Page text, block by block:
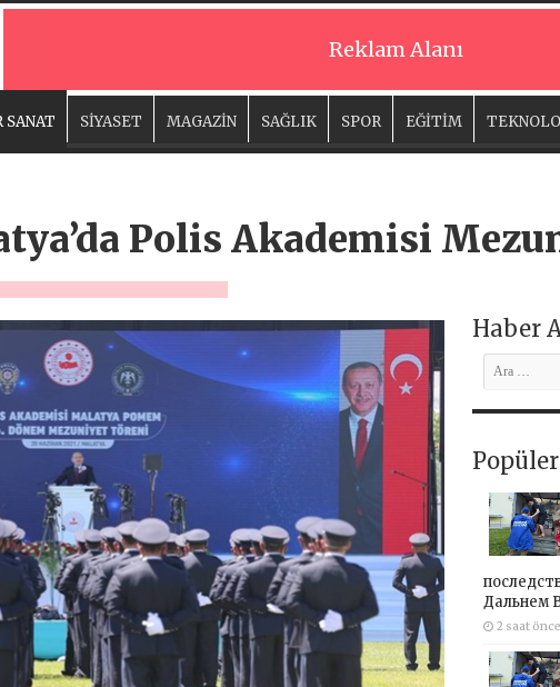
Reklam Alanı
SANAT SİYASET MAGAZİN SAĞLIK SPOR EĞİTİM
Polis Akademisi
Haber
Дальнем
2 saat önce